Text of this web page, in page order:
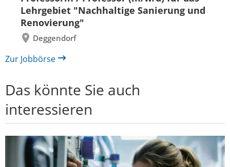
Lehrgebiet "Nachhaltige Sanierung und
Renovierung"
Deggendorf
Zur Jobbörse
Das könnte Sie auch
interessieren